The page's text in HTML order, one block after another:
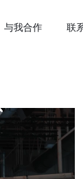
与我合作 联